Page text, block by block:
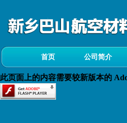
首页 公司简介
此页面上的内容需要较新版本的